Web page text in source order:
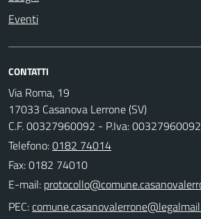
Eventi
CONTATTI
Via Roma, 19
17033 Casanova Lerrone (SV)
C.F. 00327960092 - P.Iva: 00327960092
Telefono:0182 74014
Fax: 0182 74010
E-mail:
PEC: